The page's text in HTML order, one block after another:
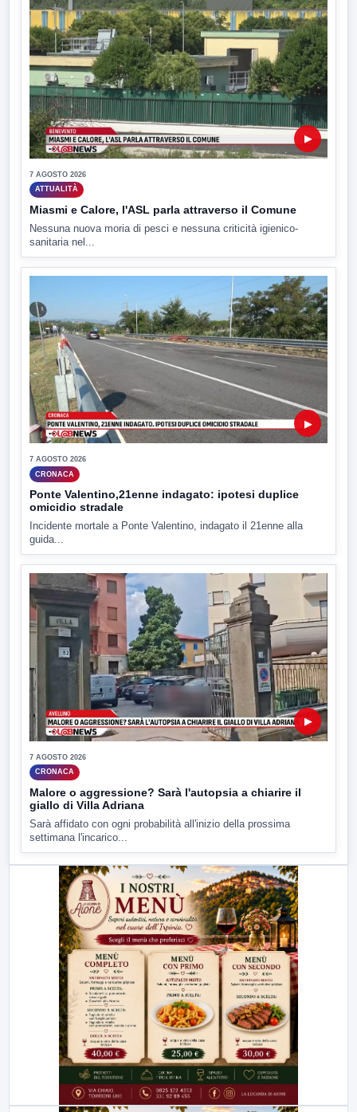
▶
7 AGOSTO 2026
ATTUALITÀ
Miasmi e Calore, l'ASL parla attraverso il Comune
Nessuna nuova moria di pesci e nessuna criticità igienico-
sanitaria nel...
▶
7 AGOSTO 2026
CRONACA
Ponte Valentino,21enne indagato: ipotesi duplice
omicidio stradale
Incidente mortale a Ponte Valentino, indagato il 21enne alla
guida...
▶
7 AGOSTO 2026
CRONACA
Malore o aggressione? Sarà l'autopsia a chiarire il
giallo di Villa Adriana
Sarà affidato con ogni probabilità all'inizio della prossima
settimana l'incarico...